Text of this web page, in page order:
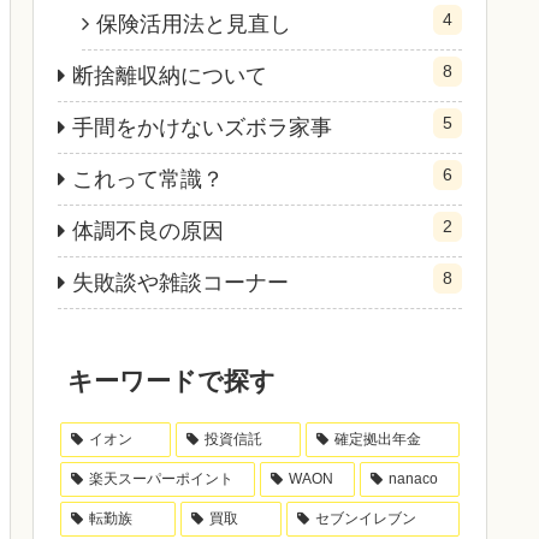
保険活用法と見直し 4
断捨離収納について 8
手間をかけないズボラ家事 5
これって常識？ 6
体調不良の原因 2
失敗談や雑談コーナー 8
キーワードで探す
イオン 投資信託 確定拠出年金
楽天スーパーポイント WAON nanaco
転勤族 買取 セブンイレブン